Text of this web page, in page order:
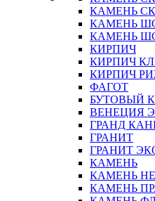
КАМЕНЬ
КАМЕНЬ
КАМЕНЬ
КИРПИЧ
КИРПИЧ
КИРПИЧ
ФАГОТ
БУТОВЫЙ
ВЕНЕЦИЯ
ГРАНД
ГРАНИТ
ГРАНИТ
КАМЕНЬ
КАМЕНЬ
КАМЕНЬ